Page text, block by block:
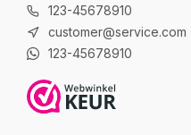
123-45678910
customer@service.com
123-45678910